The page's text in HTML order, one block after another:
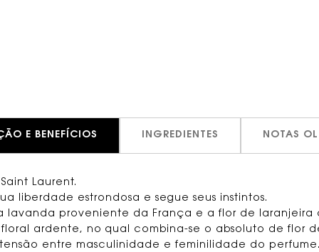
E BENEFÍCIOS INGREDIENTES NOTAS
Laurent.
liberdade estrondosa e segue seus instintos.
lavanda proveniente da França e a flor de
ardente, no qual combina-se o absoluto de flor
tensão entre masculinidade e feminilidade do